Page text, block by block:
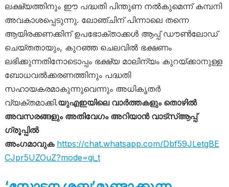
ലക്ഷ്യത്തിനും ഈ പദ്ധതി പിന്തുണ നൽകുമെന്ന് കമ്പനി
അവകാശപ്പെടുന്നു. ലോഞ്ചിന് പിന്നാലെ തന്നെ
ആയിരക്കണക്കിന് ഉപഭോക്താക്കൾ ആപ്പ് ഡൗൺലോഡ്
ചെയ്തതായും, കുറഞ്ഞ ചെലവിൽ ഭക്ഷണം
ലഭിക്കുന്നതിനോടൊപ്പം ഭക്ഷ്യ മാലിന്യം കുറയ്ക്കാനുള്ള
ബോധവൽക്കരണത്തിനും പദ്ധതി
സഹായകരമാകുന്നുവെന്നും അധികൃതർ
വ്യക്തമാക്കി.യുഎഇയിലെ വാർത്തകളും തൊഴിൽ
അവസരങ്ങളും അതിവേഗം അറിയാൻ വാട്സ്ആപ്പ്
ഗ്രൂപ്പിൽ
അംഗമാവുക https://chat.whatsapp.com/Dbf59JLetgBE
CJpr5UZOuZ?mode=gi_t